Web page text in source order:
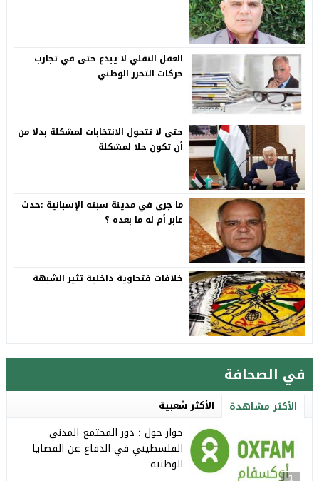
العقل النقلي لا يبدع حتى في تجارب
حركات التحرر الوطني
حتى لا تتحول الانتخابات لمشكلة بدلا من
أن تكون حلا لمشكلة
ما جرى في مدينة سبته الإسبانية :حدث
عابر أم له ما بعده ؟
خلافات فتحاوية داخلية تثير الشبهة
في الصحافة
الأكثر مشاهدة الأكثر شعبية
1
حوار حول : دور المجتمع المدني
الفلسطيني في الدفاع عن القضايا
الوطنية